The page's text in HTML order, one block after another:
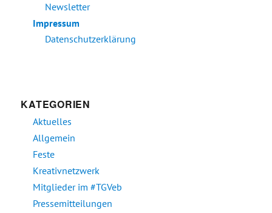
Newsletter
Impressum
Datenschutzerklärung
KATEGORIEN
Aktuelles
Allgemein
Feste
Kreativnetzwerk
Mitglieder im #TGVeb
Pressemitteilungen